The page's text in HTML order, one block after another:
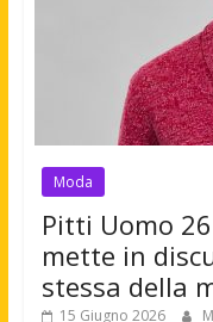
Moda
Pitti Uomo
mette in
stessa della
15 Giugno 2026